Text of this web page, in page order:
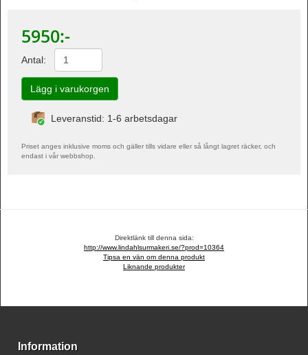
5950:-
Antal:
Leveranstid: 1-6 arbetsdagar
Priset anges inklusive moms och gäller tills vidare eller så långt lagret räcker, och
endast i vår webbshop.
Direktlänk till denna sida:
http://www.lindahlsurmakeri.se/?prod=10364
Tipsa en vän om denna produkt
Liknande produkter
Information